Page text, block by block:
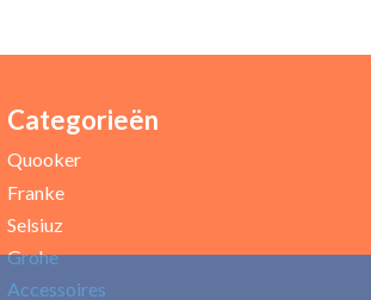
Categorieën
Quooker
Franke
Selsiuz
Grohe
Accessoires